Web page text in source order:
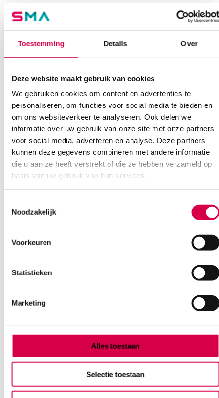
Toestemming Details Over
Deze website maakt gebruik van cookies
We gebruiken cookies om content en advertenties te
personaliseren, om functies voor social media te bieden en
om ons websiteverkeer te analyseren. Ook delen we
informatie over uw gebruik van onze site met onze partners
voor social media, adverteren en analyse. Deze partners
kunnen deze gegevens combineren met andere informatie
die u aan ze heeft verstrekt of die ze hebben verzameld op
basis van uw gebruik van hun services.
Noodzakelijk
Voorkeuren
Statistieken
Marketing
Alles toestaan
Selectie toestaan
Of contacteer ons via een van de onderstaande opties.
Ook interessant
Gedemineraliseerd water, 5 liter (1)
JBC SOLUTIONS B.V.